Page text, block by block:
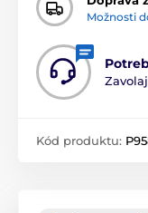
Možnosti
Kód produktu: